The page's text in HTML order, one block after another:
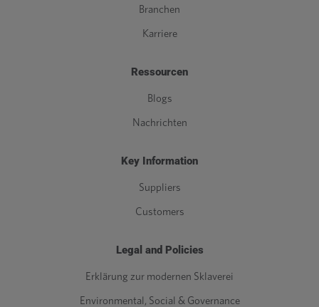
Branchen
Karriere
Ressourcen
Blogs
Nachrichten
Key Information
Suppliers
Customers
Legal and Policies
Erklärung zur modernen Sklaverei
Environmental, Social & Governance